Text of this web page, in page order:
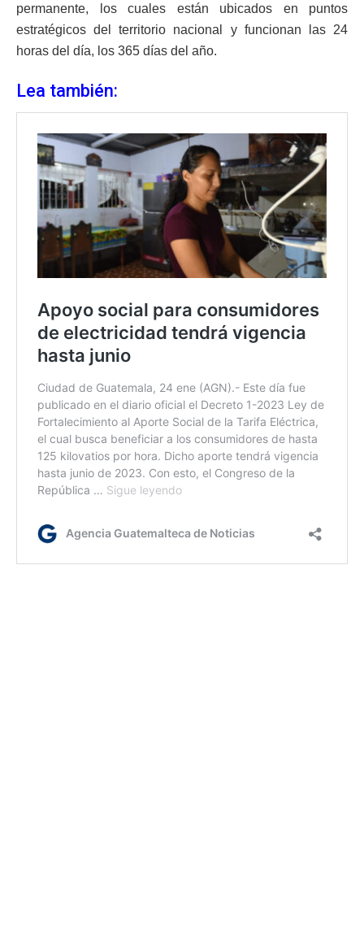
permanente, los cuales están ubicados en puntos
estratégicos del territorio nacional y funcionan las 24
horas del día, los 365 días del año.
Lea también: